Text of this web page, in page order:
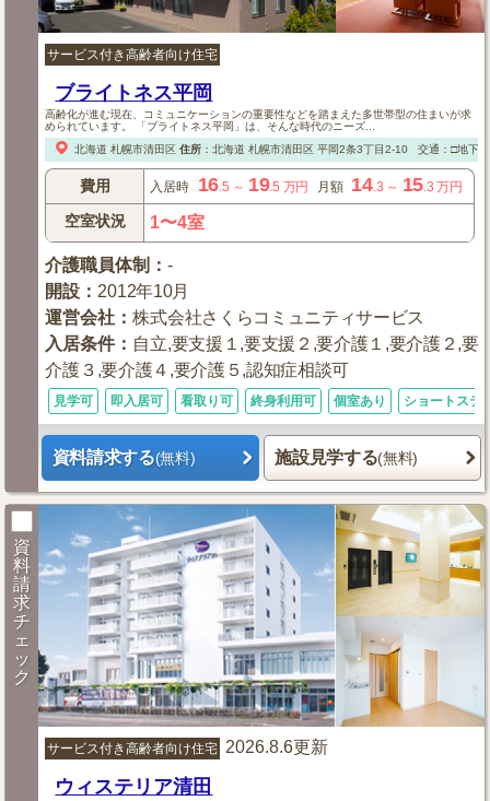
サービス付き高齢者向け住宅
ブライトネス平岡
高齢化が進む現在、コミュニケーションの重要性などを踏まえた多世帯型の住まいが求
められています。 「ブライトネス平岡」は、そんな時代のニーズ...
北海道 札幌市清田区 住所： 北海道 札幌市清田区平岡2条3丁目2-10 交通：□地下
費用 入居時 16.5 ～ 19.5 万円 月額 14.3 ～ 15.3 万円
空室状況 1〜4室
介護職員体制 ：-
開設 ： 2012年10月
運営会社 ：株式会社さくらコミュニティサービス
入居条件： 自立,要支援１,要支援２,要介護１,要介護２,要
介護３,要介護４,要介護５,認知症相談可
見学可 即入居可 看取り可 終身利用可 個室あり ショートステ
資料請求する(無料) 施設見学する(無料)
資
料
請
求
チ
ェ
ッ
ク
サービス付き高齢者向け住宅 2026.8.6更新
ウィステリア清田